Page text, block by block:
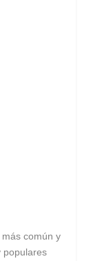
común y
populares